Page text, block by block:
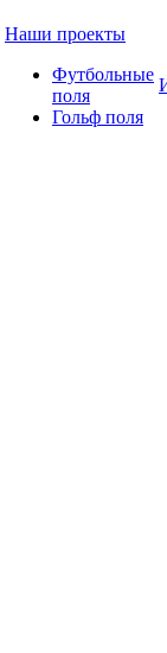
Наши проекты
Футбольные
поля
Гольф поля